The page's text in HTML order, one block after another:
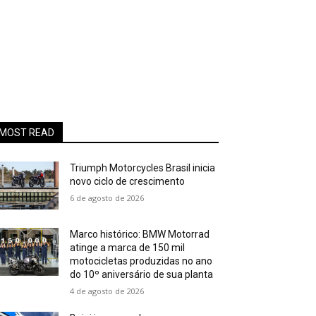
MOST READ
Triumph Motorcycles Brasil inicia
novo ciclo de crescimento
6 de agosto de 2026
Marco histórico: BMW Motorrad
atinge a marca de 150 mil
motocicletas produzidas no ano
do 10º aniversário de sua planta
4 de agosto de 2026